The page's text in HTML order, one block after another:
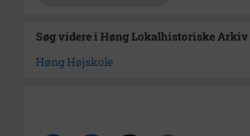
Søg videre i Høng Lokalhistoriske Arkiv
Høng Højskole